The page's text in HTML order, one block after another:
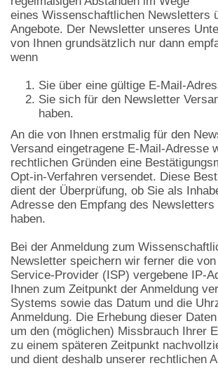
eines Wissenschaftlichen Newsletters
Angebote. Der Newsletter unseres
von Ihnen grundsätzlich nur dann
wenn
Sie über eine gültige E-Mail-
Sie sich für den Newsletter
haben.
An die von Ihnen erstmalig für den
Versand eingetragene E-Mail-Adresse
rechtlichen Gründen eine
Opt-in-Verfahren versendet. Diese
dient der Überprüfung, ob Sie als
Adresse den Empfang des
haben.
Bei der Anmeldung zum
Newsletter speichern wir ferner die
Service-Provider (ISP) vergebene IP-
Ihnen zum Zeitpunkt der Anmeldung
Systems sowie das Datum und die
Anmeldung. Die Erhebung dieser
um den (möglichen) Missbrauch Ihrer
zu einem späteren Zeitpunkt
und dient deshalb unserer rechtlichen